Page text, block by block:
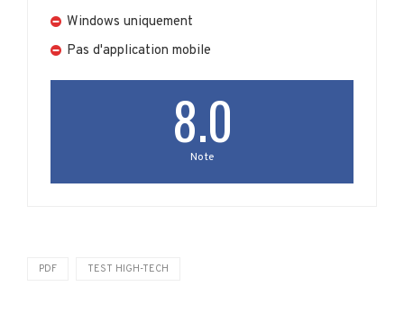
Windows uniquement
Pas d'application mobile
8.0
Note
PDF TEST HIGH-TECH